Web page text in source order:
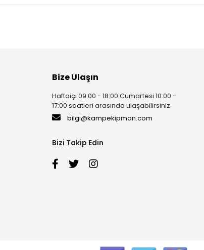
Bize Ulaşın
Haftaiçi 09:00 - 18:00 Cumartesi 10:00 -
17:00 saatleri arasında ulaşabilirsiniz.
bilgi@kampekipman.com
Bizi Takip Edin